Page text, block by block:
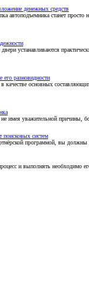
денежных средств
автоподъемника станет
устанавливаются
его разновидности
качестве основных
имея уважительной причины,
поисковых систем
программой, вы
и выполнять необходимо